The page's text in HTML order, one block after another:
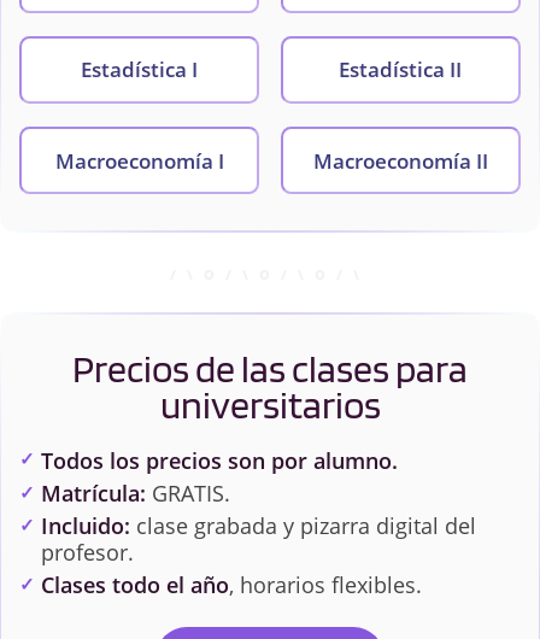
Estadística I Estadística II
Macroeconomía I Macroeconomía II
Microeconomía I Microeconomía II
Teoría de Juegos Teoría de la Empresa
Precios de las clases para
universitarios
Todos los precios son por alumno.
Matrícula: GRATIS.
Incluido: clase grabada y pizarra digital del
profesor.
Clases todo el año, horarios flexibles.